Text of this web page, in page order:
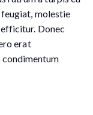
molestie
Donec
erat
condimentum